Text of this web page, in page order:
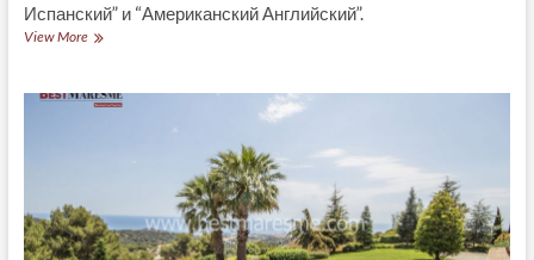
Испанский” и “Американский Английский”.
View More(Español)
exclusiva
con
espectaculares
vistas